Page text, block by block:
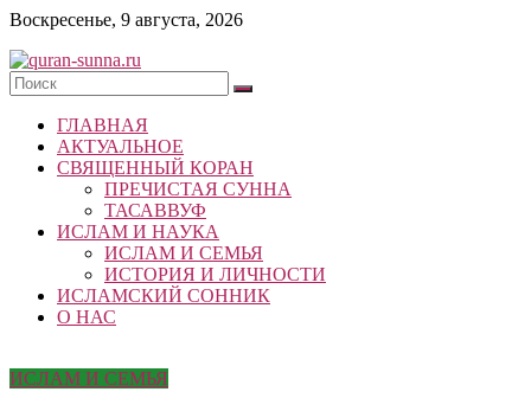
Skip
content
Воскресенье, 9 августа, 2026
quran-
sunna.ru
«Центр
исследований
Республики
Татарстан
ГЛАВНАЯ
АКТУАЛЬНОЕ
СВЯЩЕННЫЙ КОРАН
ПРЕЧИСТАЯ СУННА
ТАСАВВУФ
ИСЛАМ И НАУКА
ИСЛАМ И СЕМЬЯ
ИСТОРИЯ И ЛИЧНОСТИ
ИСЛАМСКИЙ СОННИК
О НАС
ИСЛАМ И СЕМЬЯ